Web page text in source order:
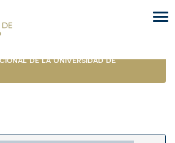
de la Universidad de